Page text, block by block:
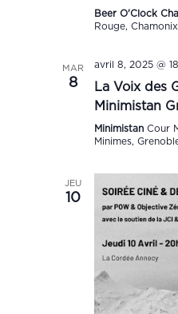
Beer O'Clock
Rouge,
MAR
8
avril 8, 2025 @
La Voix des
Minimistan
MinimistanCour
Minimes,
JEU
10